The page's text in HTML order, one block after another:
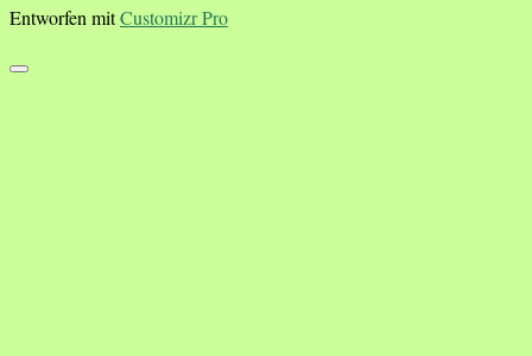
Entworfen mitCustomizr Pro